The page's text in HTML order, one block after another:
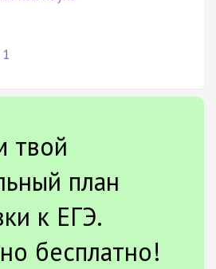
твой
план
к ЕГЭ.
бесплатно!